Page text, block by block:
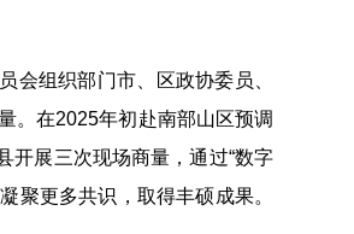
会组织部门市、区政协委员、
。在2025年初赴南部山区预调
开展三次现场商量，通过“数字
聚更多共识，取得丰硕成果。